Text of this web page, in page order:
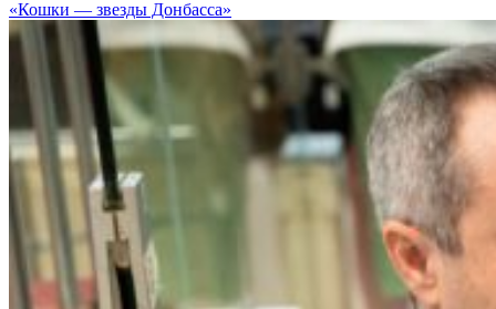
«Кошки — звезды Донбасса»